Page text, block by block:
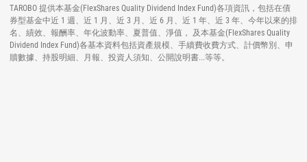
TAROBO 提供本基金(FlexShares Quality Dividend Index Fund)各項資訊，包括在債
券型基金中近 1 週、近 1 月、近 3 月、近 6 月、近 1 年、近 3 年、今年以來的排
名、績效、報酬率、年化波動率、夏普值、淨值， 及本基金(FlexShares Quality
Dividend Index Fund)各基本資料包括資產規模、手續費收費方式、計價幣別、申
贖數據、持股明細、月報、投資人須知、公開說明書...等等。